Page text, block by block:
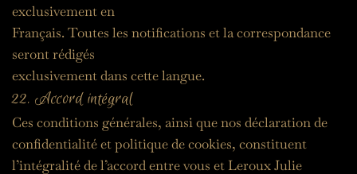
exclusivement en
Français. Toutes les notifications et la correspondance
seront rédigés
exclusivement dans cette langue.
22. Accord intégral
Ces conditions générales, ainsi que nos déclaration de
confidentialité et politique de cookies, constituent
l’intégralité de l’accord entre vous et Leroux Julie